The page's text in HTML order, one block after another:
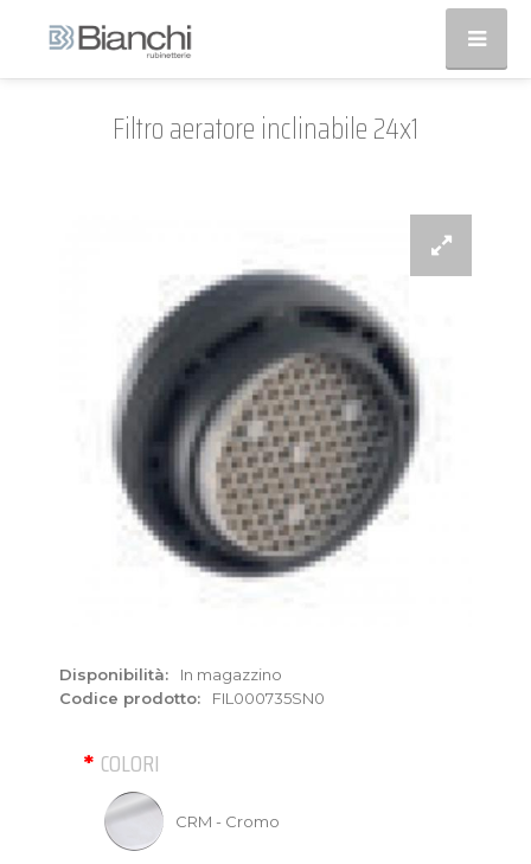
Filtro aeratore inclinabile 24x1
Disponibilità:
In magazzino
Codice prodotto:
FIL000735SN0
COLORI
CRM - Cromo